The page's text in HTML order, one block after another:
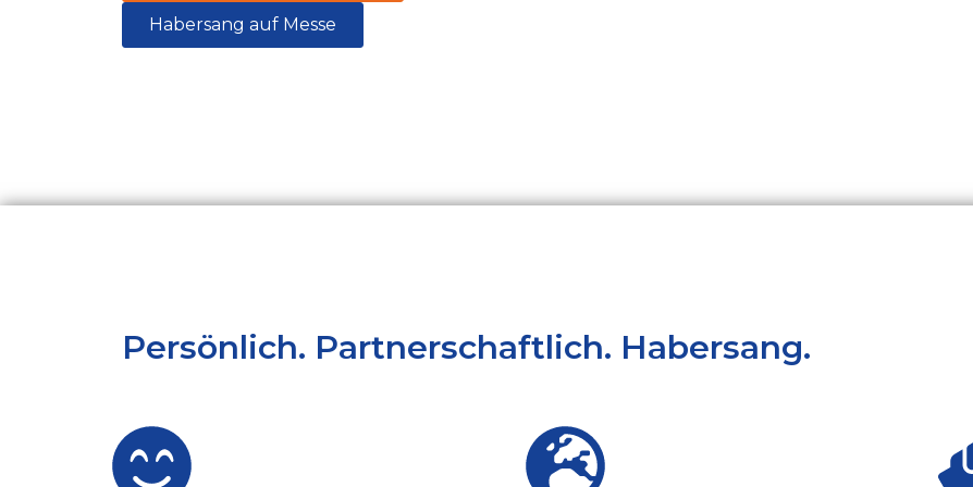
Habersang auf Messe
Persönlich. Partnerschaftlich. Habersang.